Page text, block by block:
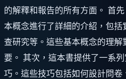
的解釋和報告的所有方面。 首
本概念進行了詳細的介紹，包括
查研究等。這些基本概念的理
要。 其次，這本書提供了一系
巧。這些技巧包括如何設計問